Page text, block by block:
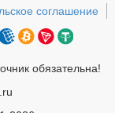
соглашение
обязательна!